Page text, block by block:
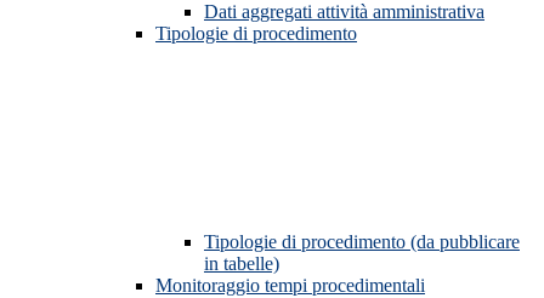
Dati aggregati attività amministrativa
Tipologie di procedimento
Tipologie di procedimento (da pubblicare
in tabelle)
Monitoraggio tempi procedimentali